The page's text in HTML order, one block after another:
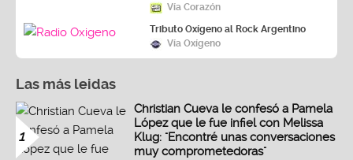
Vía Corazón
Tributo Oxígeno al Rock Argentino
Vía Oxígeno
Las más leidas
1
Christian Cueva le confesó a Pamela
López que le fue infiel con Melissa
Klug: "Encontré unas conversaciones
muy comprometedoras"